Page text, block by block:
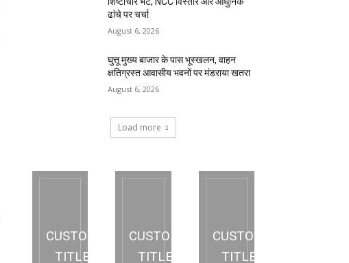
ढांचे पर चर्चा
August 6, 2026
घुत्तू मुख्य बाजार के पास भूस्खलन, वाहन
क्षतिग्रस्त आवासीय भवनों पर मंडराया खतरा
August 6, 2026
Load more
CUSTOM
TITLE
CUSTOM
TITLE
CUSTOM
TITLE